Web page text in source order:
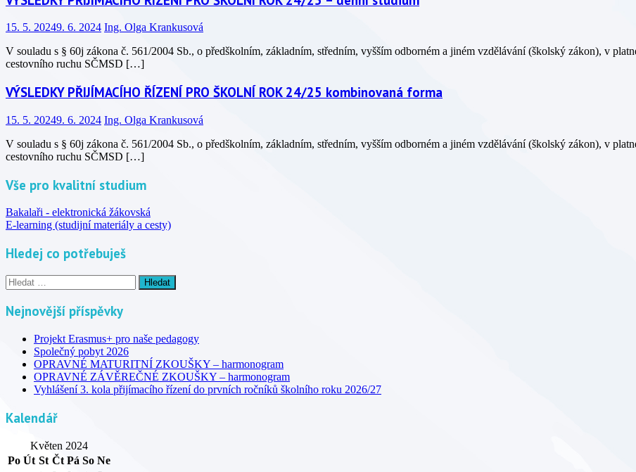
15. 5. 20249. 6. 2024 Ing. Olga Krankusová
V souladu s § 60j zákona č. 561/2004 Sb., o předškolním, základním, středním, vyšším odborném a jiném vzdělávání (školský zákon), v
cestovního ruchu SČMSD […]
VÝSLEDKY PŘIJÍMACÍHO ŘÍZENÍ PRO ŠKOLNÍ ROK 24/25 kombinovaná forma
15. 5. 20249. 6. 2024 Ing. Olga Krankusová
V souladu s § 60j zákona č. 561/2004 Sb., o předškolním, základním, středním, vyšším odborném a jiném vzdělávání (školský zákon), v
cestovního ruchu SČMSD […]
Vše pro kvalitní studium
Bakalaři - elektronická žákovská
E-learning (studijní materiály a cesty)
Hledej co potřebuješ
Vyhledávání
Nejnovější příspěvky
Projekt Erasmus+ pro naše pedagogy
Společný pobyt 2026
OPRAVNÉ MATURITNÍ ZKOUŠKY – harmonogram
OPRAVNÉ ZÁVĚREČNÉ ZKOUŠKY – harmonogram
Vyhlášení 3. kola přijímacího řízení do prvních ročníků školního roku 2026/27
Kalendář
Květen 2024
Po Út St Čt Pá So Ne